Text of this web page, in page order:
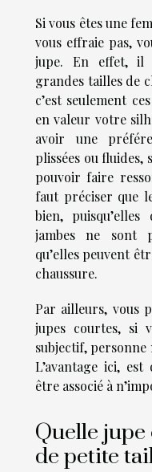
Si vous êtes une
vous effraie pas,
jupe. En effet, il
grandes tailles de
c’est seulement
en valeur votre
avoir une
plissées ou fluides,
pouvoir faire
faut préciser que
bien,
jambes ne sont
qu’elles peuvent
chaussure.
Par ailleurs, vous
jupes courtes, si
subjectif, personne
L’avantage ici,
être associé à
Quelle jupe
de petite